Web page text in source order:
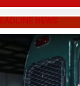
NEWS